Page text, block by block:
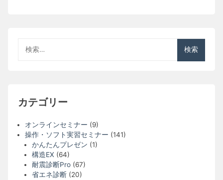
索:
カテゴリー
オンラインセミナー (9)
操作・ソフト実習セミナー (141)
かんたんプレゼン (1)
構造EX (64)
耐震診断Pro(67)
省エネ診断(20)